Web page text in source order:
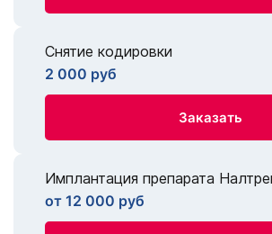
Снятие кодировки
2 000 руб
Заказать
Имплантация препарата
от 12 000 руб